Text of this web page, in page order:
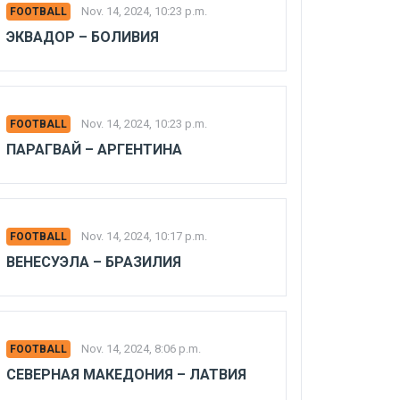
FOOTBALL Nov. 14, 2024, 10:23 p.m.
ЭКВАДОР – БОЛИВИЯ
FOOTBALL Nov. 14, 2024, 10:23 p.m.
ПАРАГВАЙ – АРГЕНТИНА
FOOTBALL Nov. 14, 2024, 10:17 p.m.
ВЕНЕСУЭЛА – БРАЗИЛИЯ
FOOTBALL Nov. 14, 2024, 8:06 p.m.
СЕВЕРНАЯ МАКЕДОНИЯ – ЛАТВИЯ